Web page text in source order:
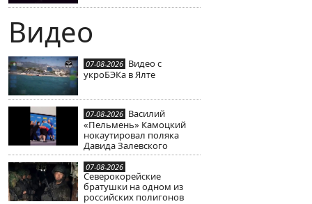
Видео
07-08-2026 Видео с
укроБЭКа в Ялте
07-08-2026 Василий
«Пельмень» Камоцкий
нокаутировал поляка
Давида Залевского
07-08-2026
Северокорейские
братушки на одном из
российских полигонов